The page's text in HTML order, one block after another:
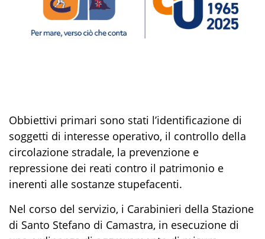
Obbiettivi primari sono stati l’identificazione di
soggetti di interesse operativo, il controllo della
circolazione stradale, la prevenzione e
repressione dei reati contro il patrimonio e
inerenti alle sostanze stupefacenti.
Nel corso del servizio, i Carabinieri della Stazione
di Santo Stefano di Camastra, in esecuzione di